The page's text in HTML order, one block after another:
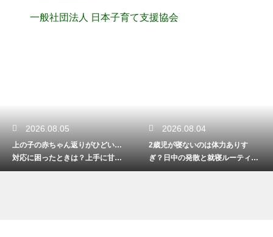
一般社団法人 日本子育て支援協会
2026.08.05
上の子の赤ちゃん返りがひどい…
対応に困ったときは？上手に甘え
させつつ成長を促す接し方
2026.08.04
2歳児が寝ないのは体力ありす
ぎ？日中の発散と就寝ルーティン
でぐっすり作戦